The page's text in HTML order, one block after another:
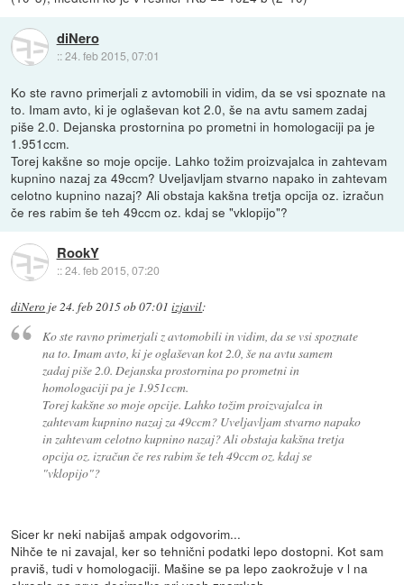
diNero
::24. feb 2015, 07:01
Ko ste ravno primerjali z avtomobili in vidim, da se vsi spoznate na
to. Imam avto, ki je oglaševan kot 2.0, še na avtu samem zadaj
piše 2.0. Dejanska prostornina po prometni in homologaciji pa je
1.951ccm.
Torej kakšne so moje opcije. Lahko tožim proizvajalca in zahtevam
kupnino nazaj za 49ccm? Uveljavljam stvarno napako in zahtevam
celotno kupnino nazaj? Ali obstaja kakšna tretja opcija oz. izračun
če res rabim še teh 49ccm oz. kdaj se "vklopijo"?
RookY
::24. feb 2015, 07:20
diNero je24. feb 2015 ob 07:01 izjavil:
Ko ste ravno primerjali z avtomobili in vidim, da se vsi spoznate
na to. Imam avto, ki je oglaševan kot 2.0, še na avtu samem
zadaj piše 2.0. Dejanska prostornina po prometni in
homologaciji pa je 1.951ccm.
Torej kakšne so moje opcije. Lahko tožim proizvajalca in
zahtevam kupnino nazaj za 49ccm? Uveljavljam stvarno napako
in zahtevam celotno kupnino nazaj? Ali obstaja kakšna tretja
opcija oz. izračun če res rabim še teh 49ccm oz. kdaj se
"vklopijo"?
Sicer kr neki nabijaš ampak odgovorim...
Nihče te ni zavajal, ker so tehnični podatki lepo dostopni. Kot sam
praviš, tudi v homologaciji. Mašine se pa lepo zaokrožuje v l na